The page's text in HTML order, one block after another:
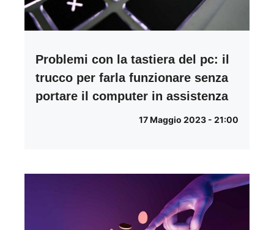
Problemi con la tastiera del pc: il
trucco per farla funzionare senza
portare il computer in assistenza
17 Maggio 2023 - 21:00